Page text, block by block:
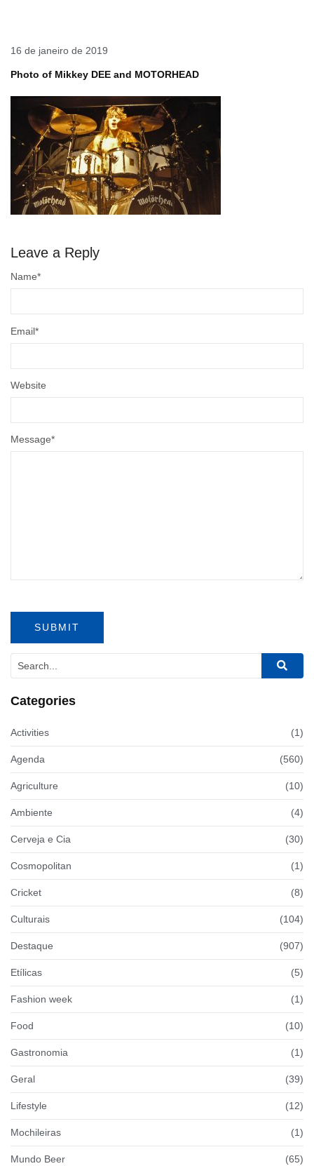
16 de janeiro de 2019
Photo of Mikkey DEE and MOTORHEAD
Leave a Reply
Message*
Name*
Email*
Website
Categories
Activities (1)
Agenda (560)
Agriculture (10)
Ambiente (4)
Cerveja e Cia (30)
Cosmopolitan (1)
Cricket (8)
Culturais (104)
Destaque (907)
Etílicas (5)
Fashion week (1)
Food (10)
Gastronomia (1)
Geral (39)
Lifestyle (12)
Mochileiras (1)
Mundo Beer (65)